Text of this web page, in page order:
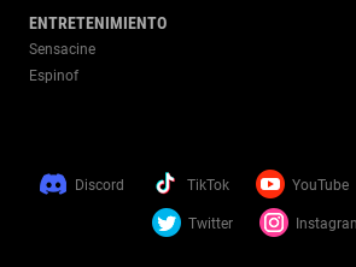
ENTRETENIMIENTO
Sensacine
Espinof
Discord TikTok YouTube
Twitter